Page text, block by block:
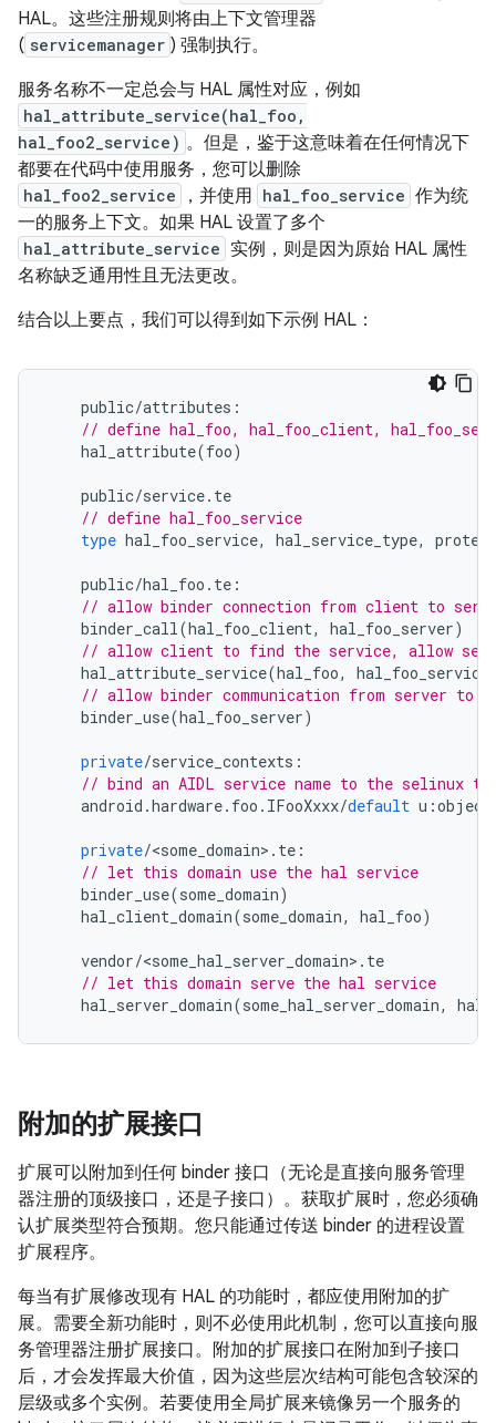
HAL。这些注册规则将由上下文管理器
( servicemanager ) 强制执行。
服务名称不一定总会与 HAL 属性对应，例如
hal_attribute_service(hal_foo,
hal_foo2_service) 。但是，鉴于这意味着在任何情况下
都要在代码中使用服务，您可以删除
hal_foo2_service ，并使用 hal_foo_service 作为统
一的服务上下文。如果 HAL 设置了多个
hal_attribute_service 实例，则是因为原始 HAL 属性
名称缺乏通用性且无法更改。
结合以上要点，我们可以得到如下示例 HAL：
public/attributes :
// define hal_foo, hal_foo_client,
hal_attribute(foo)
public/service. te
// define hal_foo_service
type hal_foo_service, hal_service_type,
public/hal_foo . te :
// allow binder connection from client to
binder_call(hal_foo_client, hal_foo_server)
// allow client to find the service, allow
hal_attribute_service(hal_foo, hal_foo_service
// allow binder communication from server to
binder_use(hal_foo_server)
private/service_contexts :
// bind an AIDL service name to the selinux
android .hardware. foo . IFooXxxx/default u :
private/<some_domain> . te :
// let this domain use the hal service
binder_use(some_domain)
hal_client_domain(some_domain, hal_foo)
vendor/<some_hal_server_domain> . te
// let this domain serve the hal service
hal_server_domain(some_hal_server_domain,
附加的扩展接口
扩展可以附加到任何 binder 接口（无论是直接向服务管理
器注册的顶级接口，还是子接口）。获取扩展时，您必须确
认扩展类型符合预期。您只能通过传送 binder 的进程设置
扩展程序。
每当有扩展修改现有 HAL 的功能时，都应使用附加的扩
展。需要全新功能时，则不必使用此机制，您可以直接向服
务管理器注册扩展接口。附加的扩展接口在附加到子接口
后，才会发挥最大价值，因为这些层次结构可能包含较深的
层级或多个实例。若要使用全局扩展来镜像另一个服务的